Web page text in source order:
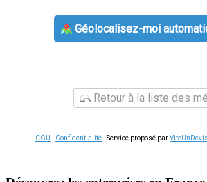
Géolocalisez-moi
Retour à la liste des
CGU - Confidentialité- Service proposé par